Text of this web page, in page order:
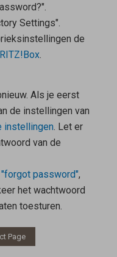
Settings".
de
.
Als je eerst
de instellingen van
instellingen. Let er
van de
password",
het wachtwoord
toesturen.
Page